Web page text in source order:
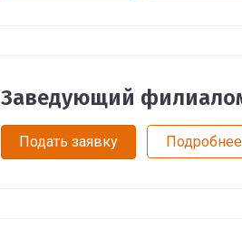
Заведующий
Подать заявку Подробнее